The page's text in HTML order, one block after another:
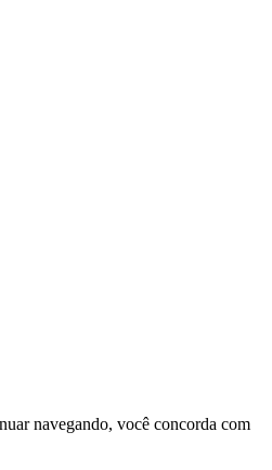
navegando, você concorda com